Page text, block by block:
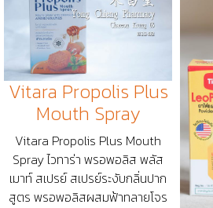
Vitara Propolis Plus
Mouth Spray
Vitara Propolis Plus Mouth
Spray ไวทาร่า พรอพอลิส พลัส
เมาท์ สเปรย์ สเปรย์ระงับกลิ่นปาก
สูตร พรอพอลิสผสมฟ้าทลายโจร